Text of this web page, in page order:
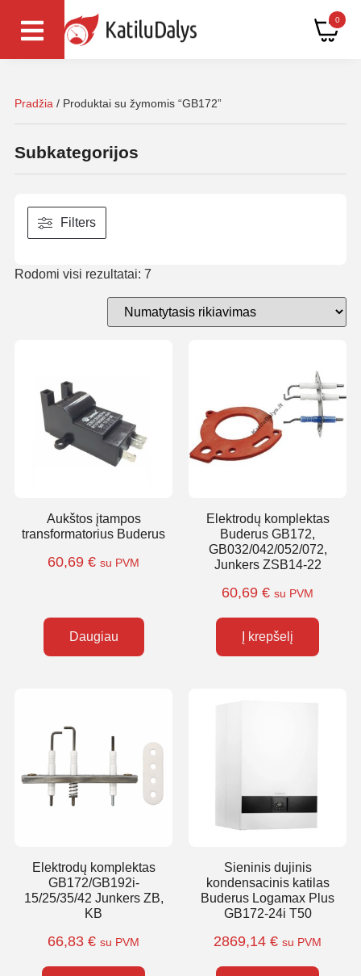
0
Pradžia / Produktai su žymomis “GB172”
Subkategorijos
Filters
Rodomi visi rezultatai: 7
Aukštos įtampos
transformatorius Buderus
60,69 € su PVM
Daugiau
Elektrodų komplektas
Buderus GB172,
GB032/042/052/072,
Junkers ZSB14-22
60,69 € su PVM
Į krepšelį
Elektrodų komplektas
GB172/GB192i-
15/25/35/42 Junkers ZB,
KB
66,83 € su PVM
Sieninis dujinis
kondensacinis katilas
Buderus Logamax Plus
GB172-24i T50
2869,14 € su PVM